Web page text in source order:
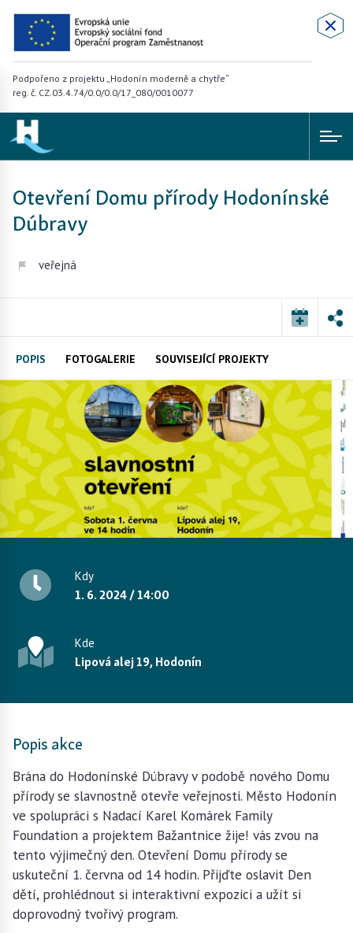
Podpořeno z projektu „Hodonín moderně a chytře“
reg. č. CZ.03.4.74/0.0/0.0/17_080/0010077
Otevření Domu přírody Hodonínské
Dúbravy
veřejná
POPIS FOTOGALERIE SOUVISEJÍCÍ PROJEKTY
Kdy
1. 6. 2024 / 14:00
Kde
Lipová alej 19, Hodonín
Popis akce
Brána do Hodonínské Dúbravy v podobě nového Domu
přírody se slavnostně otevře veřejnosti. Město Hodonín
ve spolupráci s Nadací Karel Komárek Family
Foundation a projektem Bažantnice žije! vás zvou na
tento výjimečný den. Otevření Domu přírody se
uskuteční 1. června od 14 hodin. Přijďte oslavit Den
dětí, prohlédnout si interaktivní expozici a užít si
doprovodný tvořivý program.